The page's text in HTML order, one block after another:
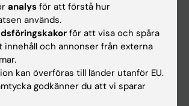
analys för att förstå hur
används.
för att visa och spåra
innehåll och annonser från externa
kan överföras till länder utanför EU.
godkänner du att vi sparar